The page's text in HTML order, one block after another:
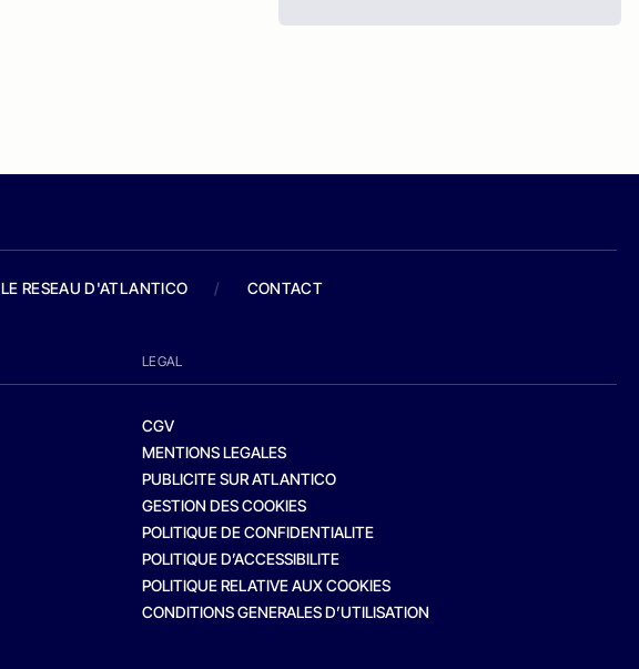
LE RESEAU D'ATLANTICO / CONTACT
LEGAL
CGV
MENTIONS LEGALES
PUBLICITE SUR ATLANTICO
GESTION DES COOKIES
POLITIQUE DE CONFIDENTIALITE
POLITIQUE D’ACCESSIBILITE
POLITIQUE RELATIVE AUX COOKIES
CONDITIONS GENERALES D’UTILISATION